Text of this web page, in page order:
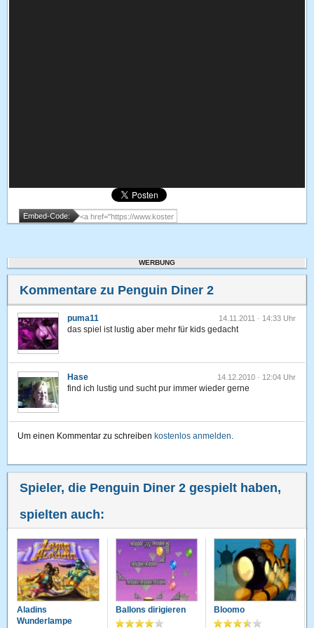
Embed-Code:
WERBUNG
Kommentare zu Penguin Diner 2
puma11 14.11.2011 · 14:33 Uhr
das spiel ist lustig aber mehr für kids gedacht
Hase 14.12.2010 · 12:04 Uhr
find ich lustig und sucht pur immer wieder gerne
Um einen Kommentar zu schreiben kostenlos anmelden.
Spieler, die Penguin Diner 2 gespielt haben,
spielten auch:
Aladins
Wunderlampe
Ballons dirigieren Bloomo